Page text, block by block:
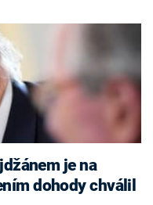
je na
dohody chválil